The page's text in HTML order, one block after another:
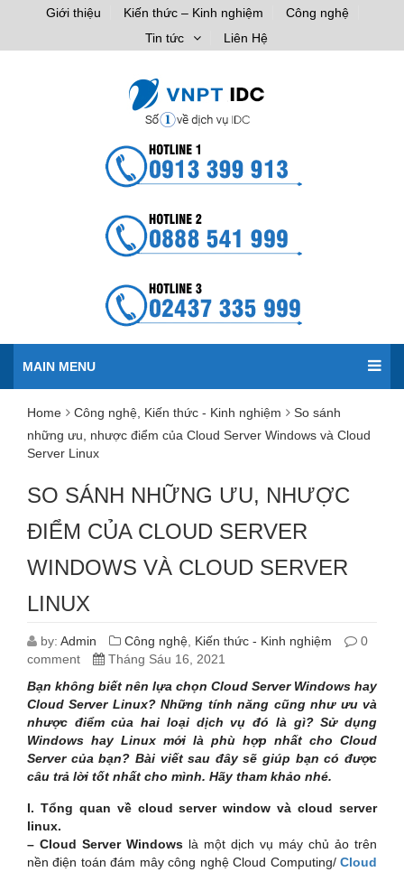
Giới thiệu Kiến thức – Kinh nghiệm
Công nghệ
Tin tức
Liên Hệ
MAIN MENU
Home Công nghệ Kiến thức - Kinh nghiệm
So sánh
những ưu, nhược điểm của Cloud Server Windows và Cloud
Server Linux
SO SÁNH NHỮNG ƯU, NHƯỢC
ĐIỂM CỦA CLOUD SERVER
WINDOWS VÀ CLOUD SERVER
LINUX
by: Admin Công nghệ Kiến thức - Kinh nghiệm
0
comment
Tháng Sáu 16, 2021
Bạn không biết nên lựa chọn Cloud Server Windows hay
Cloud Server Linux? Những tính năng cũng như ưu và
nhược điểm của hai loại dịch vụ đó là gì? Sử dụng
Windows hay Linux mới là phù hợp nhất cho Cloud
Server của bạn? Bài viết sau đây sẽ giúp bạn có được
câu trả lời tốt nhất cho mình. Hãy tham khảo nhé.
I. Tổng quan về cloud server window và cloud server
linux.
– Cloud Server Windows là một dịch vụ máy chủ ảo trên
nền điện toán đám mây công nghệ Cloud Computing/ Cloud